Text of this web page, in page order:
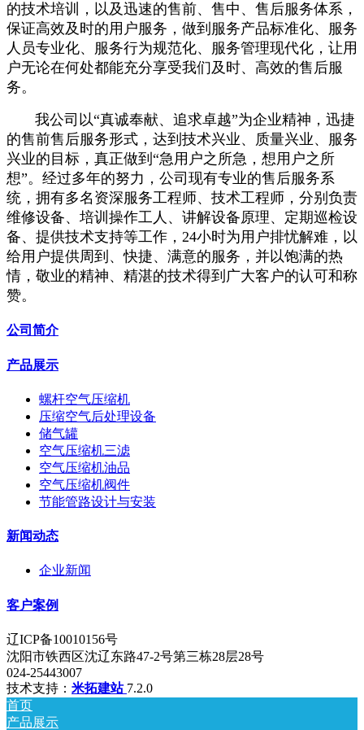
的技术培训，以及迅速的售前、售中、售后服务体系，
保证高效及时的用户服务，做到服务产品标准化、服务
人员专业化、服务行为规范化、服务管理现代化，让用
户无论在何处都能充分享受我们及时、高效的售后服
务。
我公司以“真诚奉献、追求卓越”为企业精神，迅捷
的售前售后服务形式，达到技术兴业、质量兴业、服务
兴业的目标，真正做到“急用户之所急，想用户之所
想”。经过多年的努力，公司现有专业的售后服务系
统，拥有多名资深服务工程师、技术工程师，分别负责
维修设备、培训操作工人、讲解设备原理、定期巡检设
备、提供技术支持等工作，24小时为用户排忧解难，以
给用户提供周到、快捷、满意的服务，并以饱满的热
情，敬业的精神、精湛的技术得到广大客户的认可和称
赞。
公司简介
产品展示
螺杆空气压缩机
压缩空气后处理设备
储气罐
空气压缩机三滤
空气压缩机油品
空气压缩机阀件
节能管路设计与安装
新闻动态
企业新闻
客户案例
辽ICP备10010156号
沈阳市铁西区沈辽东路47-2号第三栋28层28号
024-25443007
技术支持： 米拓建站 7.2.0
首页
产品展示